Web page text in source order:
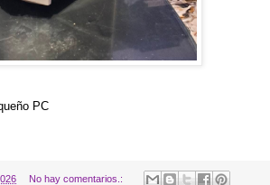
PC
No hay comentarios.: